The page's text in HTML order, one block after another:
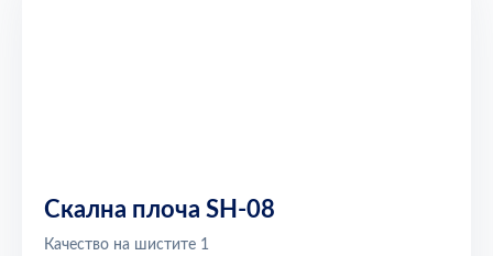
Скална плоча SH-08
Качество на шистите 1